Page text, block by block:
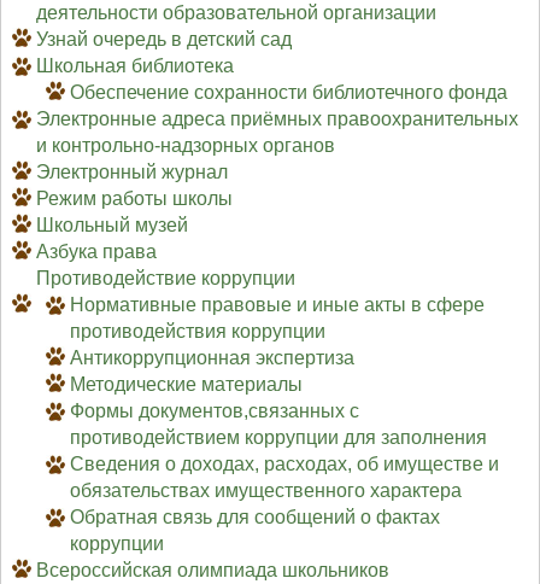
деятельности образовательной организации
Узнай очередь в детский сад
Школьная библиотека
Обеспечение сохранности библиотечного фонда
Электронные адреса приёмных правоохранительных
и контрольно-надзорных органов
Электронный журнал
Режим работы школы
Школьный музей
Азбука права
Противодействие коррупции
Нормативные правовые и иные акты в сфере
противодействия коррупции
Антикоррупционная экспертиза
Методические материалы
Формы документов,связанных с
противодействием коррупции для заполнения
Сведения о доходах, расходах, об имуществе и
обязательствах имущественного характера
Обратная связь для сообщений о фактах
коррупции
Всероссийская олимпиада школьников